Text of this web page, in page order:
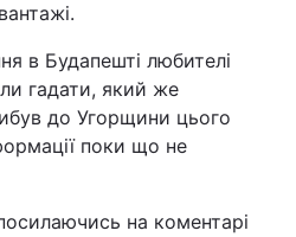
в Будапешті любителі
гадати, який же
до Угорщини цього
поки що не
на коментарі